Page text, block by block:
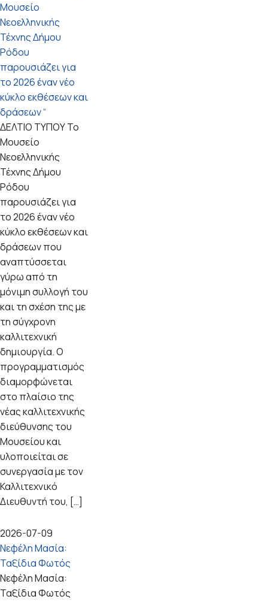
Μουσείο
Νεοελληνικής
Τέχνης Δήμου
Ρόδου
παρουσιάζει για
το 2026 έναν νέο
κύκλο εκθέσεων και
δράσεων “
ΔΕΛΤΙΟ ΤΥΠΟΥ Το
Μουσείο
Νεοελληνικής
Τέχνης Δήμου
Ρόδου
παρουσιάζει για
το 2026 έναν νέο
κύκλο εκθέσεων και
δράσεων που
αναπτύσσεται
γύρω από τη
μόνιμη συλλογή του
και τη σχέση της με
τη σύγχρονη
καλλιτεχνική
δημιουργία. Ο
προγραμματισμός
διαμορφώνεται
στο πλαίσιο της
νέας καλλιτεχνικής
διεύθυνσης του
Μουσείου και
υλοποιείται σε
συνεργασία με τον
Καλλιτεχνικό
Διευθυντή του, […]
2026-07-09
Νεφέλη Μασία:
Ταξίδια Φωτός
Νεφέλη Μασία:
Ταξίδια Φωτός